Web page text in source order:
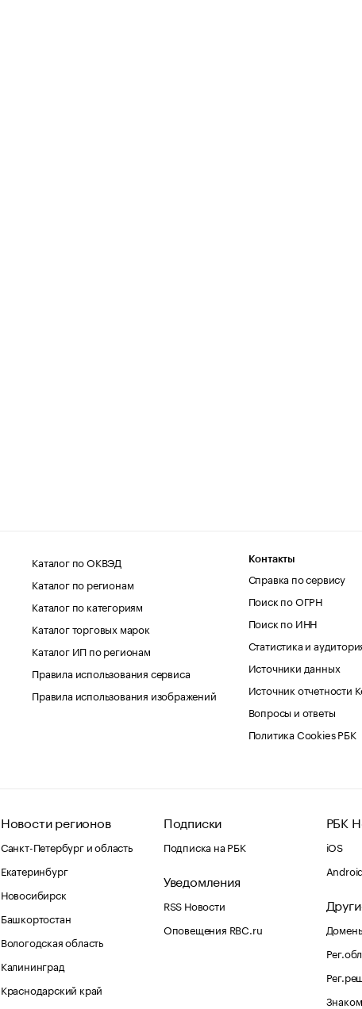
Каталог по ОКВЭД
Каталог по регионам
Каталог по категориям
Каталог торговых марок
Каталог ИП по регионам
Правила использования сервиса
Правила использования изображений
Контакты
Справка по сервису
Поиск по ОГРН
Поиск по ИНН
Статистика и
Источники данных
Источник отчетности
Вопросы и ответы
Политика Cookies РБК
Новости регионов
Санкт-Петербург и область
Екатеринбург
Новосибирск
Башкортостан
Вологодская область
Калининград
Краснодарский край
Подписки
Подписка на РБК
Уведомления
RSS Новости
Оповещения RBC.ru
РБК
iOS